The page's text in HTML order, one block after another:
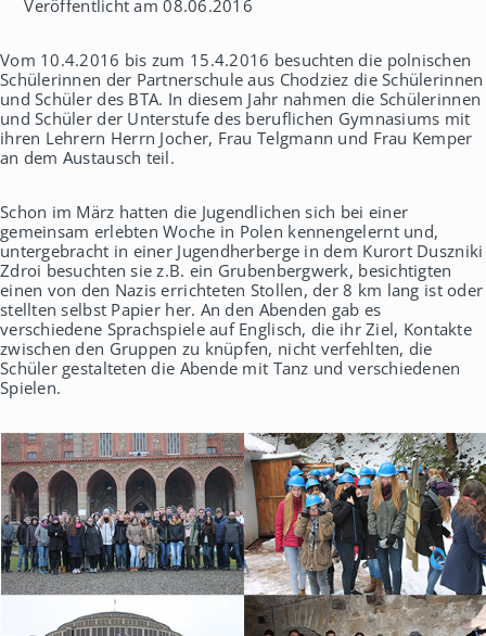
h
s
Veröffentlicht am 08.06.2016
Vom 10.4.2016 bis zum 15.4.2016 besuchten die polnischen
Schülerinnen der Partnerschule aus Chodziez die Schülerinnen
und Schüler des BTA. In diesem Jahr nahmen die Schülerinnen
und Schüler der Unterstufe des beruflichen Gymnasiums mit
ihren Lehrern Herrn Jocher, Frau Telgmann und Frau Kemper
an dem Austausch teil.
Schon im März hatten die Jugendlichen sich bei einer
gemeinsam erlebten Woche in Polen kennengelernt und,
untergebracht in einer Jugendherberge in dem Kurort Duszniki
Zdroi besuchten sie z.B. ein Grubenbergwerk, besichtigten
einen von den Nazis errichteten Stollen, der 8 km lang ist oder
stellten selbst Papier her. An den Abenden gab es
verschiedene Sprachspiele auf Englisch, die ihr Ziel, Kontakte
zwischen den Gruppen zu knüpfen, nicht verfehlten, die
Schüler gestalteten die Abende mit Tanz und verschiedenen
Spielen.